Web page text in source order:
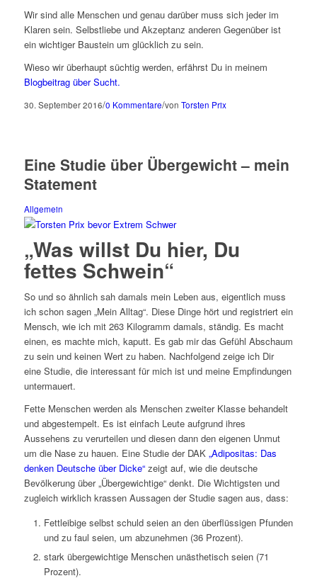
Wir sind alle Menschen und genau darüber muss sich jeder im
Klaren sein. Selbstliebe und Akzeptanz anderen Gegenüber ist
ein wichtiger Baustein um glücklich zu sein.
Wieso wir überhaupt süchtig werden, erfährst Du in meinem
Blogbeitrag über Sucht.
30. September 2016/0 Kommentare/von Torsten Prix
Eine Studie über Übergewicht – mein
Statement
Allgemein
„Was willst Du hier, Du
fettes Schwein“
So und so ähnlich sah damals mein Leben aus, eigentlich muss
ich schon sagen „Mein Alltag“. Diese Dinge hört und registriert ein
Mensch, wie ich mit 263 Kilogramm damals, ständig. Es macht
einen, es machte mich, kaputt. Es gab mir das Gefühl Abschaum
zu sein und keinen Wert zu haben. Nachfolgend zeige ich Dir
eine Studie, die interessant für mich ist und meine Empfindungen
untermauert.
Fette Menschen werden als Menschen zweiter Klasse behandelt
und abgestempelt. Es ist einfach Leute aufgrund ihres
Aussehens zu verurteilen und diesen dann den eigenen Unmut
um die Nase zu hauen. Eine Studie der DAK „Adipositas: Das
denken Deutsche über Dicke“zeigt auf, wie die deutsche
Bevölkerung über „Übergewichtige“ denkt. Die Wichtigsten und
zugleich wirklich krassen Aussagen der Studie sagen aus, dass:
Fettleibige selbst schuld seien an den überflüssigen Pfunden
und zu faul seien, um abzunehmen (36 Prozent).
stark übergewichtige Menschen unästhetisch seien (71
Prozent).